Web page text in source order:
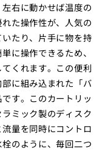
右に動かせば温度の
た操作性が、人気の
たり、片手に物を持
に操作できるため、
くれます。この便利
に組み込まれた「バ
す。このカートリッ
ミック製のディスク
量を同時にコントロ
のように、毎回二つ